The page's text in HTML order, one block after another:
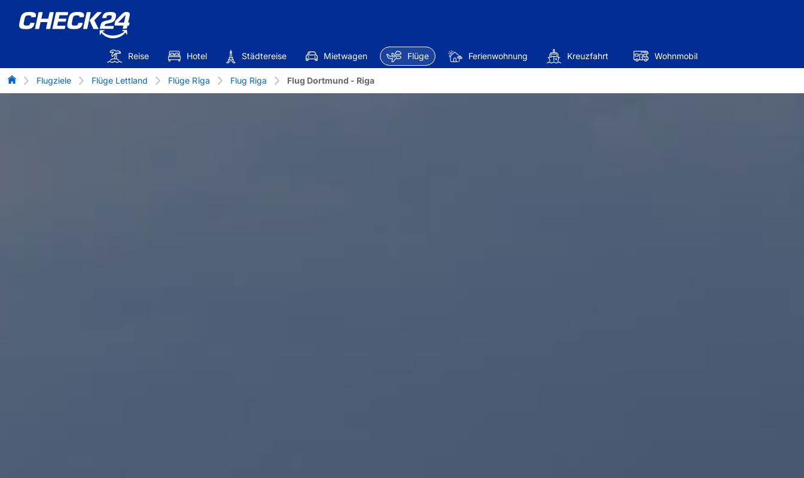
Reise Hotel Städtereise Mietwagen Flüge Ferienwohnung Kreuzfahrt Wohnmobil
Flug-Vergleich
Flugziele Flüge Lettland Flüge Rīga Flug Riga Flug Dortmund - Riga